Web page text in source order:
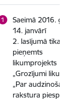
Saeimā 2016.
14. janvārī
2. lasījumā tika
pieņemts
likumprojekts
„Grozījumi
„Par audzinoša
rakstura